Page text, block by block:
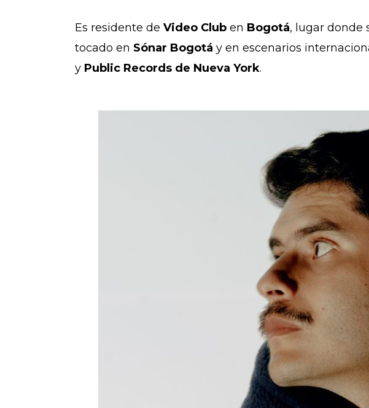
Es residente de Video Club en Bogotá, lugar donde
tocado en Sónar Bogotá y en escenarios
y Public Records de Nueva York.